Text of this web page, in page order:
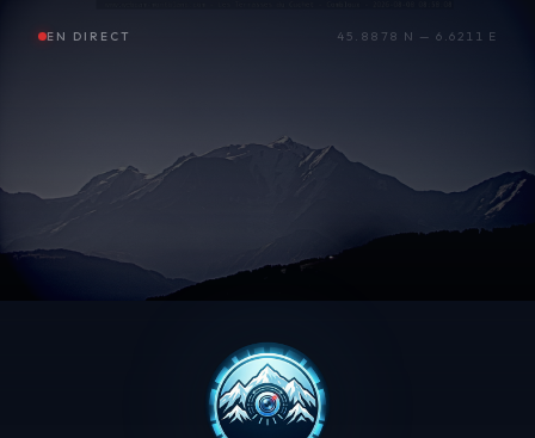
EN DIRECT 45.8878 N — 6.6211 E